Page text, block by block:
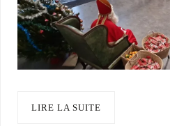
LIRE LA SUITE